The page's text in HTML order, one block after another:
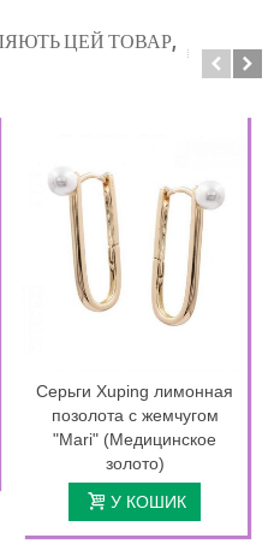
ЦЕЙ ТОВАР,
Серьги Xuping лимонная
позолота с жемчугом
"Mari" (Медицинское
золото)
У КОШИК